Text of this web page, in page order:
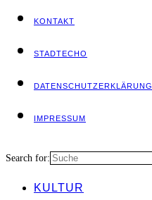
KON­TAKT
STADT­ECHO
DATEN­SCHUTZ­ER­KLÄ­RUNG
IMPRES­SUM
Search for:
KUL­TUR